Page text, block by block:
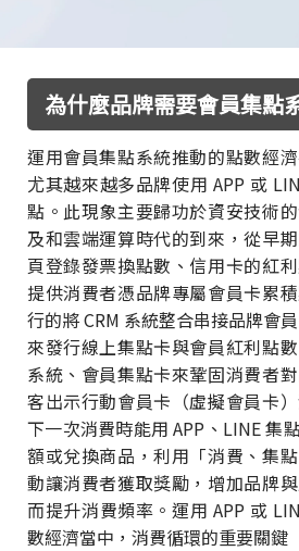
為什麼品牌需要會員集點
運用會員集點系統推動的點數經
尤其越來越多品牌使用 APP 或
點。此現象主要歸功於資安技術
及和雲端運算時代的到來，從早
頁登錄發票換點數、信用卡的紅
提供消費者憑品牌專屬會員卡累
行的將 CRM 系統整合串接品牌會
來發行線上集點卡與會員紅利點
系統、會員集點卡來鞏固消費者
客出示行動會員卡（虛擬會員卡
下一次消費時能用 APP、LINE 集
額或兌換商品，利用「消費、集
動讓消費者獲取獎勵，增加品牌
而提升消費頻率。運用 APP 或
數經濟當中，消費循環的重要關鍵